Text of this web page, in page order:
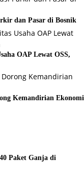
dan Pasar di Bosnik
OAP Lewat OSS,
Kemandirian Ekonomi
Paket Ganja di